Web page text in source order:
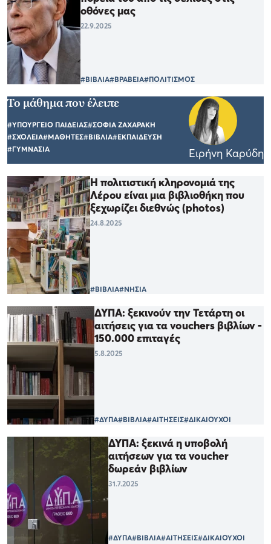
οθόνες μας
22.9.2025
#ΒΙΒΛΙΑ#ΒΡΑΒΕΙΑ#ΠΟΛΙΤΙΣΜΟΣ
Το μάθημα που έλειπε
#ΥΠΟΥΡΓΕΙΟ ΠΑΙΔΕΙΑΣ#ΣΟΦΙΑ ΖΑΧΑΡΑΚΗ
#ΣΧΟΛΕΙΑ#ΜΑΘΗΤΕΣ#ΒΙΒΛΙΑ#ΕΚΠΑΙΔΕΥΣΗ
#ΓΥΜΝΑΣΙΑ
Ειρήνη Καρύδη
Η πολιτιστική κληρονομιά της
Λέρου είναι μια βιβλιοθήκη που
ξεχωρίζει διεθνώς (photos)
24.8.2025
#ΒΙΒΛΙΑ#ΝΗΣΙΑ
ΔΥΠΑ: ξεκινούν την Τετάρτη οι
αιτήσεις για τα vouchers βιβλίων -
150.000 επιταγές
5.8.2025
#ΔΥΠΑ#ΒΙΒΛΙΑ#ΑΙΤΗΣΕΙΣ#ΔΙΚΑΙΟΥΧΟΙ
ΔΥΠΑ: ξεκινά η υποβολή
αιτήσεων για τα voucher
δωρεάν βιβλίων
31.7.2025
#ΔΥΠΑ#ΒΙΒΛΙΑ#ΑΙΤΗΣΕΙΣ#ΔΙΚΑΙΟΥΧΟΙ